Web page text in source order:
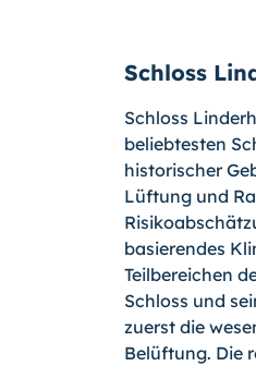
Schloss
Schloss
beliebtesten
historischer
Lüftung und
basierendes
Teilbereichen
Schloss und
zuerst die
Belüftung. Die